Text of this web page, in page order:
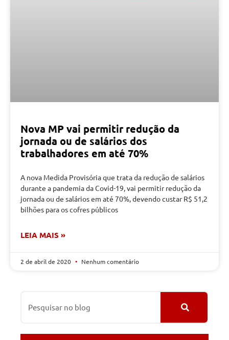
Nova MP vai permitir redução da
jornada ou de salários dos
trabalhadores em até 70%
A nova Medida Provisória que trata da redução de salários
durante a pandemia da Covid-19, vai permitir redução da
jornada ou de salários em até 70%, devendo custar R$ 51,2
bilhões para os cofres públicos
LEIA MAIS »
2 de abril de 2020 Nenhum comentário